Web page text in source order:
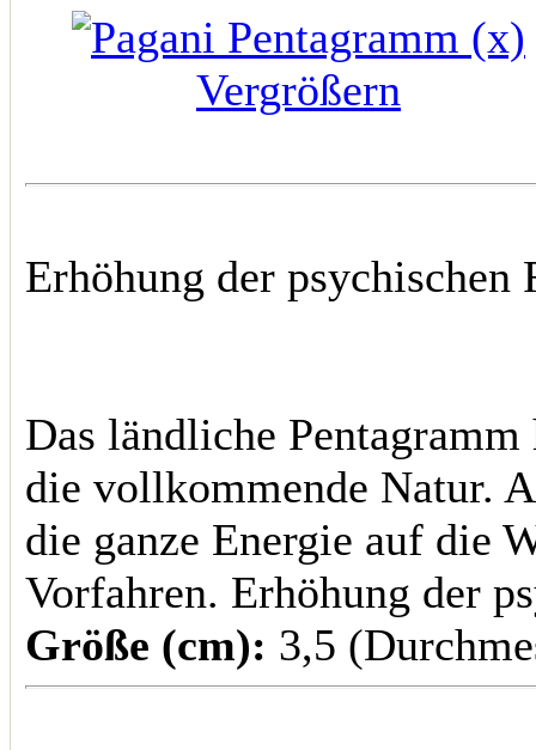
Vergrößern
Erhöhung der psychischen
Das ländliche
die vollkommende Natur.
die ganze Energie auf die
Vorfahren. Erhöhung der
Größe (cm): 3,5